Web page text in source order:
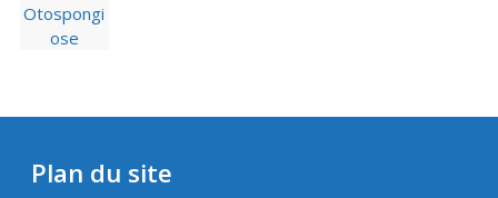
Otospongi
ose
Plan du site